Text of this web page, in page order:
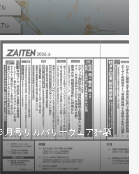
月号リカバリーウェア狂騒